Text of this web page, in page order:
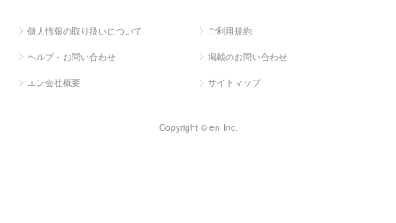
個人情報の取り扱いについて ご利用規約
ヘルプ・お問い合わせ 掲載のお問い合わせ
エン会社概要 サイトマップ
Copyright © en Inc.